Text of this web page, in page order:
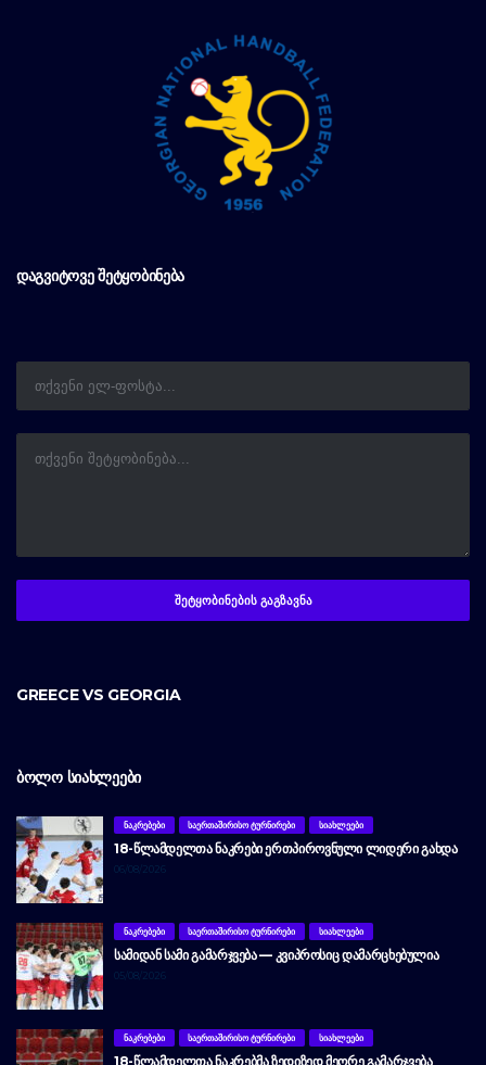
ᲓᲐᲒᲕᲘᲢᲝᲕᲔ ᲨᲔᲢᲧᲝᲑᲘᲜᲔᲑᲐ
GREECE VS GEORGIA
ᲑᲝᲚᲝ ᲡᲘᲐᲮᲚᲔᲔᲑᲘ
ᲜᲐᲙᲠᲔᲑᲔᲑᲘ ᲡᲐᲔᲠᲗᲐᲨᲘᲠᲘᲡᲝ ᲢᲣᲠᲜᲘᲠᲔᲑᲘ ᲡᲘᲐᲮᲚᲔᲔᲑᲘ
18-ᲬᲚᲐᲛᲓᲔᲚᲗᲐ ᲜᲐᲙᲠᲔᲑᲘ ᲔᲠᲗᲞᲘᲠᲝᲕᲜᲣᲚᲘ ᲚᲘᲓᲔᲠᲘ ᲒᲐᲮᲓᲐ
06/08/2026
ᲜᲐᲙᲠᲔᲑᲔᲑᲘ ᲡᲐᲔᲠᲗᲐᲨᲘᲠᲘᲡᲝ ᲢᲣᲠᲜᲘᲠᲔᲑᲘ ᲡᲘᲐᲮᲚᲔᲔᲑᲘ
ᲡᲐᲛᲘᲓᲐᲜ ᲡᲐᲛᲘ ᲒᲐᲛᲐᲠᲯᲕᲔᲑᲐ — ᲙᲕᲘᲞᲠᲝᲡᲘᲪ ᲓᲐᲛᲐᲠᲪᲮᲔᲑᲣᲚᲘᲐ
05/08/2026
ᲜᲐᲙᲠᲔᲑᲔᲑᲘ ᲡᲐᲔᲠᲗᲐᲨᲘᲠᲘᲡᲝ ᲢᲣᲠᲜᲘᲠᲔᲑᲘ ᲡᲘᲐᲮᲚᲔᲔᲑᲘ
18-ᲬᲚᲐᲛᲓᲔᲚᲗᲐ ᲜᲐᲙᲠᲔᲑᲛᲐ ᲖᲔᲓᲘᲖᲔᲓ ᲛᲔᲝᲠᲔ ᲒᲐᲛᲐᲠᲯᲕᲔᲑᲐ